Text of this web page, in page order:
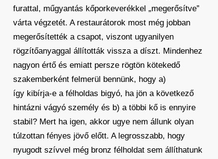
furattal, műgyantás kőporkeverékkel „megerősítve”
várta végzetét. A restaurátorok most még jobban
megerősítették a csapot, viszont ugyanilyen
rögzítőanyaggal állították vissza a díszt. Mindenhez
nagyon értő és emiatt persze rögtön kötekedő
szakemberként felmerül bennünk, hogy a)
így kibírja-e a félholdas bigyó, ha jön a következő
hintázni vágyó személy és b) a többi kő is ennyire
stabil? Mert ha igen, akkor ugye nem állunk olyan
túlzottan fényes jövő előtt. A legrosszabb, hogy
nyugodt szívvel még bronz félholdat sem állíthatunk